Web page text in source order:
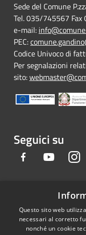
Sede del Comune
Tel. 035/745567
e-mail:
PEC:
Codice Univoco di
Per segnalazioni
sito:
Seguici su
Facebook Youtube
Accessibilità
Privacy
Questo sito web
necessari al corretto
nonché un cookie